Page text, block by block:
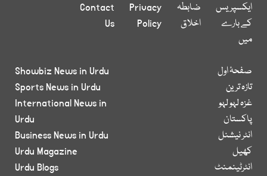
ایکسپریس
کے بارے
میں
ضابطہ
اخلاق
Privacy
Policy
Contact
Us
صفحۂ اول
تازہ ترین
غزہ لہو لہو
پاکستان
انٹر نیشنل
کھیل
انٹرٹینمنٹ
Showbiz News in Urdu
Sports News in Urdu
International News in
Urdu
Business News in Urdu
Urdu Magazine
Urdu Blogs